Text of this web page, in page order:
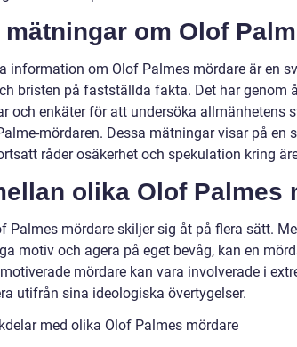
om Olof
information om Olof Palmes mördare är en
bristen på fastställda fakta. Det har genom
och enkäter för att undersöka allmänhetens
mördaren. Dessa mätningar visar på en
råder osäkerhet och spekulation kring
olika Olof Palmes
Palmes mördare skiljer sig åt på flera sätt.
motiv och agera på eget bevåg, kan en
mördare kan vara involverade i
utifrån sina ideologiska övertygelser.
med olika Olof Palmes mördare